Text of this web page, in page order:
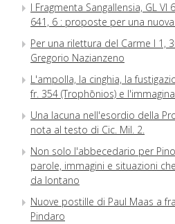
I Fragmenta Sangallensia, GL VI
641, 6 : proposte per una
Per una rilettura del Carme I 1,
Gregorio Nazianzeno
L'ampolla, la cinghia, la
fr. 354 (Trophōnios) e
Una lacuna nell'esordio della
nota al testo di Cic. Mil. 2.
Non solo l'abbecedario per
parole, immagini e situazioni
da lontano
Nuove postille di Paul Maas a
Pindaro